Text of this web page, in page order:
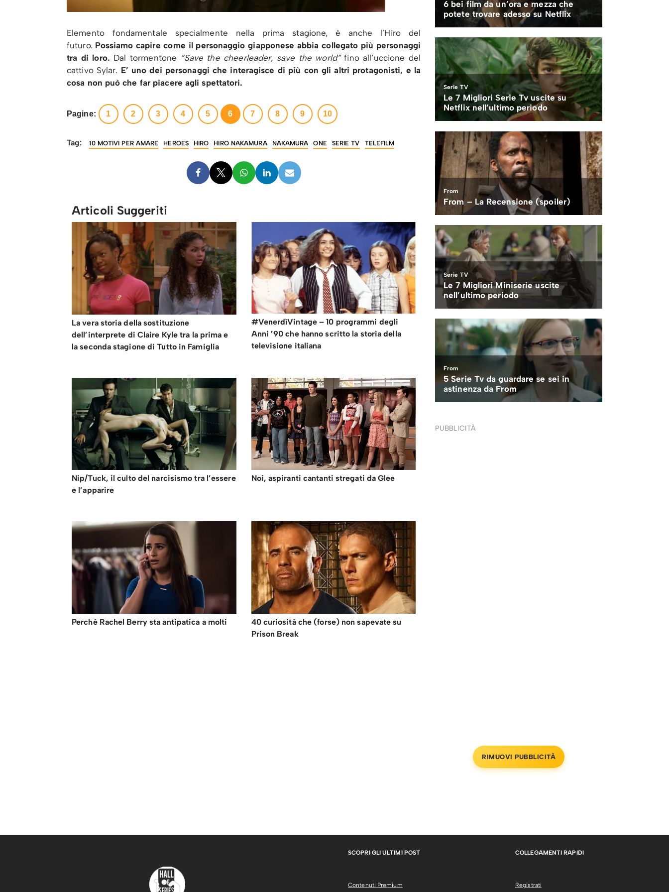
Elemento fondamentale specialmente nella prima stagione, è anche l’Hiro del
futuro. Possiamo capire come il personaggio giapponese abbia collegato più personaggi
tra di loro. Dal tormentone “Save the cheerleader, save the world”fino all’uccione del
cattivo Sylar. E’ uno dei personaggi che interagisce di più con gli altri protagonisti, e la
cosa non può che far piacere agli spettatori.
Pagine: 1 2 3 4 5 6 7 8 9 10
Tag: 10 MOTIVI PER AMARE HEROES HIRO HIRO NAKAMURA NAKAMURA ONE SERIE TV TELEFILM
Articoli Suggeriti
La vera storia della sostituzione
dell’interprete di Claire Kyle tra la prima e
la seconda stagione di Tutto in Famiglia
#VenerdìVintage – 10 programmi degli
Anni ’90 che hanno scritto la storia della
televisione italiana
Nip/Tuck, il culto del narcisismo tra l’essere
e l’apparire
Noi, aspiranti cantanti stregati da Glee
Perché Rachel Berry sta antipatica a molti
40 curiosità che (forse) non sapevate su
Prison Break
PUBBLICITÀ
RIMUOVI PUBBLICITÀ
SCOPRI GLI ULTIMI POST
Contenuti Premium
COLLEGAMENTI RAPIDI
Registrati